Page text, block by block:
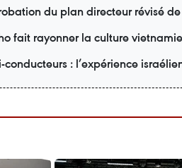
du plan directeur révisé
fait rayonner la culture
conducteurs : l’expérience